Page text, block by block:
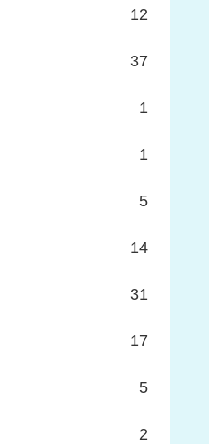
12
37
1
1
5
14
31
17
5
2